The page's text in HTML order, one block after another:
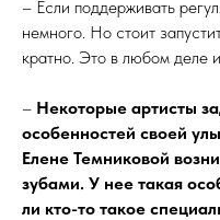
– Если поддерживать
немного. Но стоит
кратно. Это в любом деле
– Некоторые артисты
особенностей своей
Елене Темниковой
зубами. У нее такая
ли кто-то такое